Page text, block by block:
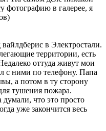
фотографию в галерее, я
в Электростали.
территории, есть
оттуда живут мои
с ними по телефону. Папа
а потом в ту сторону
тушения пожара.
что это просто
уже закончится весь